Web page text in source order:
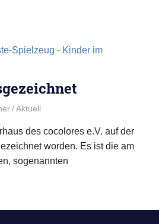
Aktuell
des cocolores e.V. auf der
worden. Es ist die am
sogenannten